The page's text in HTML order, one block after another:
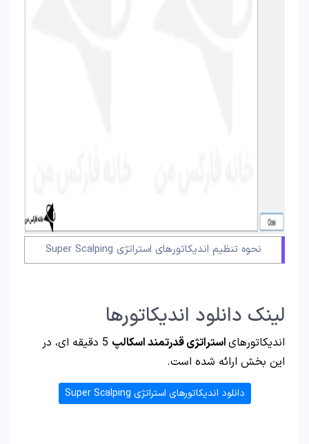
نحوه تنظیم اندیکاتورهای استراتژی Super Scalping
لینک دانلود اندیکاتورها
اندیکاتورهایاستراتژی قدرتمند اسکالپ
5 دقیقه ای، در
این بخش ارائه شده است.
دانلود اندیکاتورهای استراتژی Super Scalping